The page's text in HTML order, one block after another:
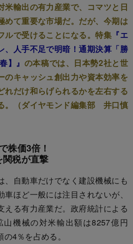
米輸出の有力産業で、コマツと日
めて重要な市場だ。だが、今期は
ルで受けることになる。特集 『エ
、人手不足で明暗！通期決算「勝
】』 の本稿では、日本勢2社と世
のキャッシュ創出力や資本効率を
れだけ和らげられるかを左右する
。（ダイヤモンド編集部 井口慎
株価3倍！
税が直撃
自動車だけでなく建設機械にも
ほど一般には注目されないが、
える有力産業だ。政府統計による
山機械の対米輸出額は8257億円
4％を占める。